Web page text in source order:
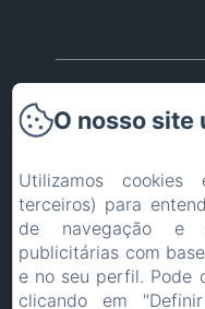
EN FR
O nosso
Utilizamos
terceiros) para
de navegação e
publicitárias com
e no seu perfil. Pode
clicando em